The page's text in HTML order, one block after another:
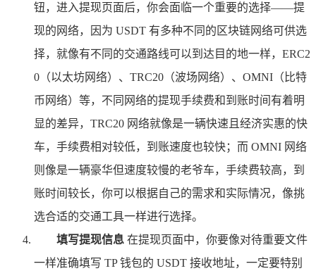
钮，进入提现页面后，你会面临一个重要的选择——提
现的网络，因为 USDT 有多种不同的区块链网络可供选
择，就像有不同的交通路线可以到达目的地一样，ERC2
0（以太坊网络）、TRC20（波场网络）、OMNI（比特
币网络）等，不同网络的提现手续费和到账时间有着明
显的差异，TRC20 网络就像是一辆快速且经济实惠的快
车，手续费相对较低，到账速度也较快；而 OMNI 网络
则像是一辆豪华但速度较慢的老爷车，手续费较高，到
账时间较长，你可以根据自己的需求和实际情况，像挑
选合适的交通工具一样进行选择。
填写提现信息 在提现页面中，你要像对待重要文件
一样准确填写 TP 钱包的 USDT 接收地址，一定要特别